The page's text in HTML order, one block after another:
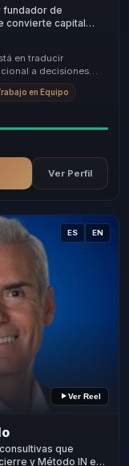
fundador de
convierte capital
comercial.
en traducir
a decisiones
y cultura. No
en Equipo
Ver Perfil
ES EN
Ver Reel
que
y Método IN en